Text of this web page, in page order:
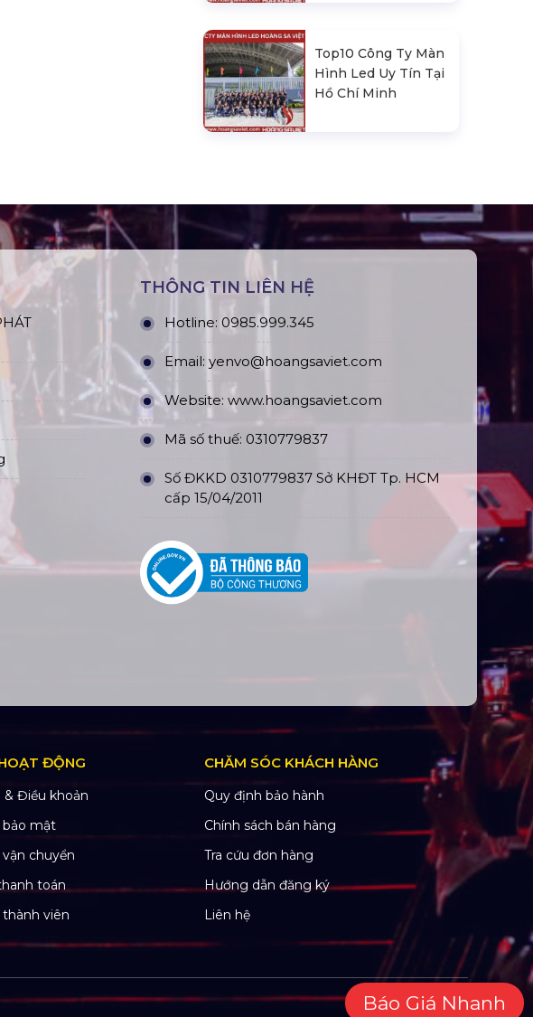
Top10 Công Ty Màn
Hình Led Uy Tín Tại
Hồ Chí Minh
THÔNG TIN LIÊN HỆ
Hotline: 0985.999.345
Email: yenvo@hoangsaviet.com
Website: www.hoangsaviet.com
Mã số thuế: 0310779837
Số ĐKKD 0310779837 Sở KHĐT Tp. HCM
cấp 15/04/2011
ĐỘNG
& Điều khoản
bảo mật
chuyển
toán
thành viên
CHĂM SÓC KHÁCH HÀNG
Quy định bảo hành
Chính sách bán hàng
Tra cứu đơn hàng
Hướng dẫn đăng ký
Liên hệ
Báo Giá Nhanh